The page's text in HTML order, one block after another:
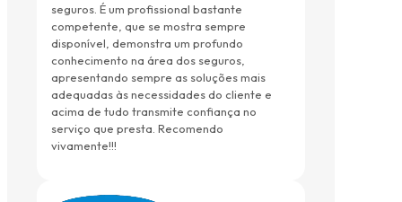
seguros. É um profissional bastante
competente, que se mostra sempre
disponível, demonstra um profundo
conhecimento na área dos seguros,
apresentando sempre as soluções mais
adequadas às necessidades do cliente e
acima de tudo transmite confiança no
serviço que presta. Recomendo
vivamente!!!